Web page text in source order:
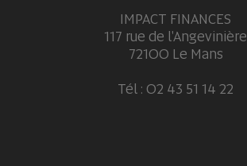
IMPACT FINANCES
117 rue de l'Angevinière
72100 Le Mans
Tél : 02 43 51 14 22